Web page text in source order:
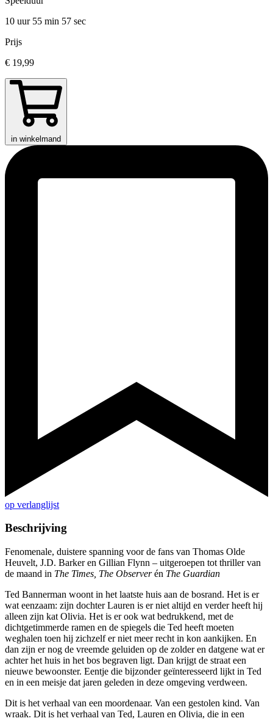
10 uur 55 min 57 sec
Prijs
€ 19,99
in winkelmand
op verlanglijst
Beschrijving
Fenomenale, duistere spanning voor de fans van Thomas Olde
Heuvelt, J.D. Barker en Gillian Flynn – uitgeroepen tot thriller van
de maand in The Times, The Observerén The Guardian
Ted Bannerman woont in het laatste huis aan de bosrand. Het is er
wat eenzaam: zijn dochter Lauren is er niet altijd en verder heeft hij
alleen zijn kat Olivia. Het is er ook wat bedrukkend, met de
dichtgetimmerde ramen en de spiegels die Ted heeft moeten
weghalen toen hij zichzelf er niet meer recht in kon aankijken. En
dan zijn er nog de vreemde geluiden op de zolder en datgene wat er
achter het huis in het bos begraven ligt. Dan krijgt de straat een
nieuwe bewoonster. Eentje die bijzonder geïnteresseerd lijkt in Ted
en in een meisje dat jaren geleden in deze omgeving verdween.
Dit is het verhaal van een moordenaar. Van een gestolen kind. Van
wraak. Dit is het verhaal van Ted, Lauren en Olivia, die in een